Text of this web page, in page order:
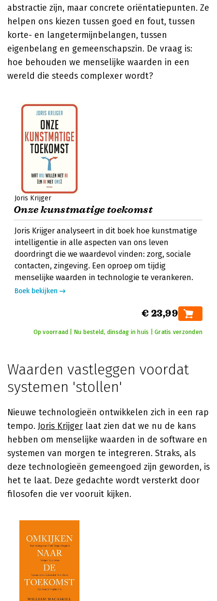
abstractie zijn, maar concrete oriëntatiepunten. Ze
helpen ons kiezen tussen goed en fout, tussen
korte- en langetermijnbelangen, tussen
eigenbelang en gemeenschapszin. De vraag is:
hoe behouden we menselijke waarden in een
wereld die steeds complexer wordt?
Joris Krijger
Onze kunstmatige toekomst
Joris Krijger analyseert in dit boek hoe kunstmatige
intelligentie in alle aspecten van ons leven
doordringt die we waardevol vinden: zorg, sociale
contacten, zingeving. Een oproep om tijdig
menselijke waarden in technologie te verankeren.
Boek bekijken
€ 23,99
Op voorraad | Nu besteld, dinsdag in huis | Gratis verzonden
Waarden vastleggen voordat
systemen 'stollen'
Nieuwe technologieën ontwikkelen zich in een rap
tempo. Joris Krijger laat zien dat we nu de kans
hebben om menselijke waarden in de software en
systemen van morgen te integreren. Straks, als
deze technologieën gemeengoed zijn geworden, is
het te laat. Deze gedachte wordt versterkt door
filosofen die ver vooruit kijken.